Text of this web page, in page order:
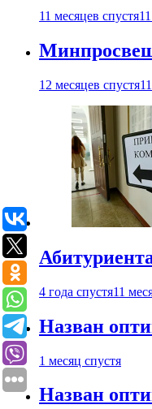
11 месяцев спустя
12 месяцев спустя
4 года спустя11
Назван
1 месяц спустя
Назван